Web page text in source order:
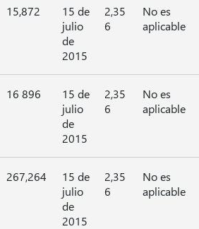
15,872
15 de
julio
de
2015
2,35
6
No es
aplicable
16 896
15 de
julio
de
2015
2,35
6
No es
aplicable
267,264
15 de
julio
de
2015
2,35
6
No es
aplicable